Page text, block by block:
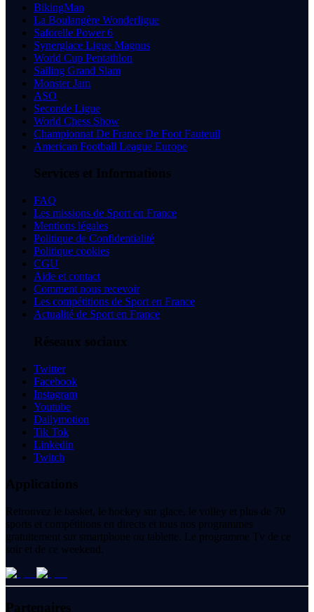
BikingMan
La Boulangère Wonderligue
Saforelle Power 6
Synerglace Ligue Magnus
World Cup Pentathlon
Sailing Grand Slam
Monster Jam
ASO
Seconde Ligue
World Chess Show
Championnat De France De Foot Fauteuil
American Football League Europe
Services et Informations
FAQ
Les missions de Sport en France
Mentions légales
Politique de Confidentialité
Politique cookies
CGU
Aide et contact
Comment nous recevoir
Les compétitions de Sport en France
Actualité de Sport en France
Réseaux sociaux
Twitter
Facebook
Instagram
Youtube
Dailymotion
Tik Tok
Linkedin
Twitch
Applications
Retrouvez le basket, le hockey sur glace, le volley et plus de 70
sports et compétitions en directs et tous nos programmes
gratuitement sur smartphone ou tablette. Le programme Tv de ce
soir et de ce weekend.
Partenaires